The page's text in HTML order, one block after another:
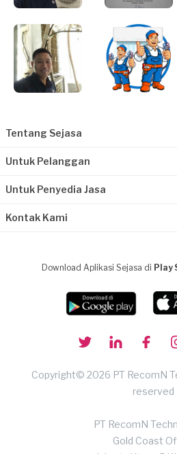
Tentang Sejasa
Untuk Pelanggan
Untuk Penyedia Jasa
Kontak Kami
Download Aplikasi Sejasa di Play
Copyright© 2026 PT RecomN
reserved
PT RecomN
Gold Coast